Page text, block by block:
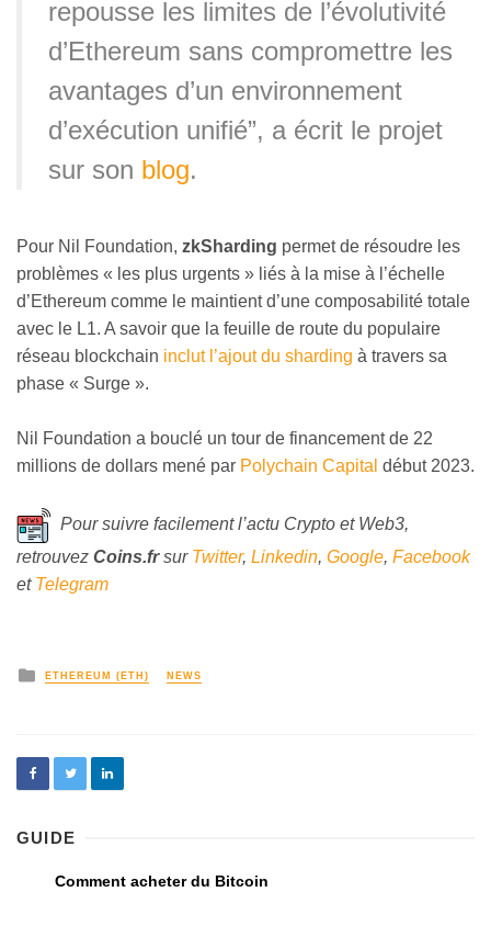
repousse les limites de l’évolutivité
d’Ethereum sans compromettre les
avantages d’un environnement
d’exécution unifié”, a écrit le projet
sur son blog.
Pour Nil Foundation, zkSharding permet de résoudre les
problèmes « les plus urgents » liés à la mise à l’échelle
d’Ethereum comme le maintient d’une composabilité totale
avec le L1. A savoir que la feuille de route du populaire
réseau blockchain inclut l’ajout du sharding à travers sa
phase « Surge ».
Nil Foundation a bouclé un tour de financement de 22
millions de dollars mené par Polychain Capital début 2023.
Pour suivre facilement l’actu Crypto et Web3,
retrouvez Coins.frsur Twitter, Linkedin, Google, Facebook
et Telegram
ETHEREUM (ETH) NEWS
GUIDE
Comment acheter du Bitcoin